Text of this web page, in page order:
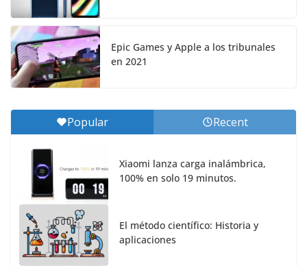
Epic Games y Apple a los tribunales
en 2021
Popular Recent
Xiaomi lanza carga inalámbrica,
100% en solo 19 minutos.
El método científico: Historia y
aplicaciones